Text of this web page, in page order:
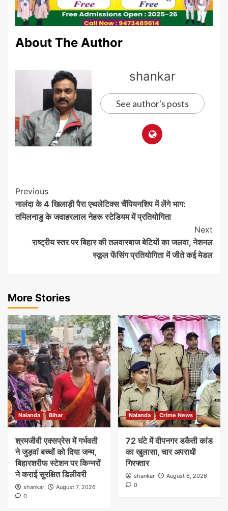
About The Author
shankar
See author's posts
Post
Navigation
Previous
नालंदा के 4 खिलाड़ी पैरा एथलेटिक्स चैंपियनशिप में लेंगे भाग:
तमिलनाडु के जवाहरलाल नेहरू स्टेडियम में प्रतियोगिता
Next
राष्ट्रीय स्तर पर बिहार की तलवारबाज बेटियों का जलवा, नेशनल
स्कूल फेंसिंग प्रतियोगिता में जीते कई मेडल
More Stories
Nalanda Bihar
श्रमजीवी एक्सप्रेस में गर्भवती
ने जुड़वां बच्चों को दिया जन्म,
बिहारशरीफ स्टेशन पर किन्नरों
ने कराई सुरक्षित डिलीवरी
shankar
August 7, 2026
0
Nalanda Crime News
72 घंटे में दीपनगर डकैती कांड
का खुलासा, चार अपराधी
गिरफ्तार
shankar
August 6, 2026
0